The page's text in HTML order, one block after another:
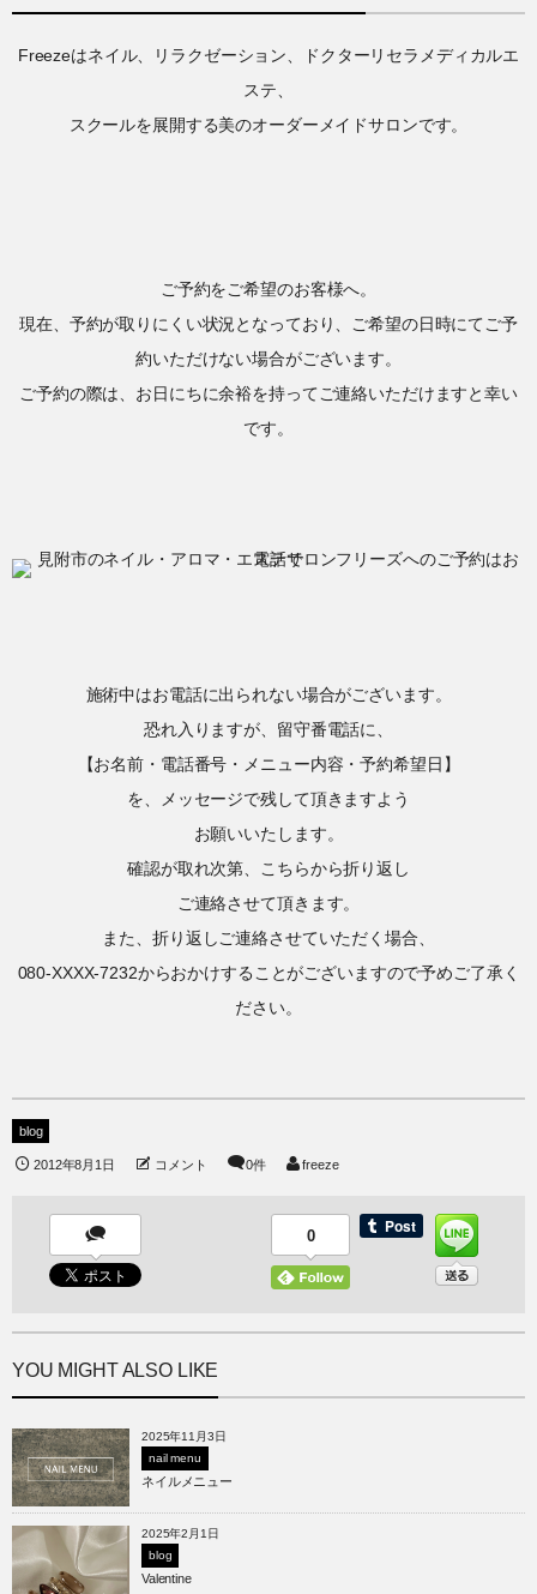
Freezeはネイル、リラクゼーション、ドクターリセラメディカルエ
ステ、
スクールを展開する美のオーダーメイドサロンです。
ご予約をご希望のお客様へ。
現在、予約が取りにくい状況となっており、ご希望の日時にてご予
約いただけない場合がございます。
ご予約の際は、お日にちに余裕を持ってご連絡いただけますと幸い
です。
施術中はお電話に出られない場合がございます。
恐れ入りますが、留守番電話に、
【お名前・電話番号・メニュー内容・予約希望日】
を、メッセージで残して頂きますよう
お願いいたします。
確認が取れ次第、こちらから折り返し
ご連絡させて頂きます。
また、折り返しご連絡させていただく場合、
080-XXXX-7232からおかけすることがございますので予めご了承く
ださい。
blog
2012年8月1日 コメント 0件 freeze
0
YOU MIGHT ALSO LIKE
2025年11月3日
nail menu
ネイルメニュー
2025年2月1日
blog
Valentine